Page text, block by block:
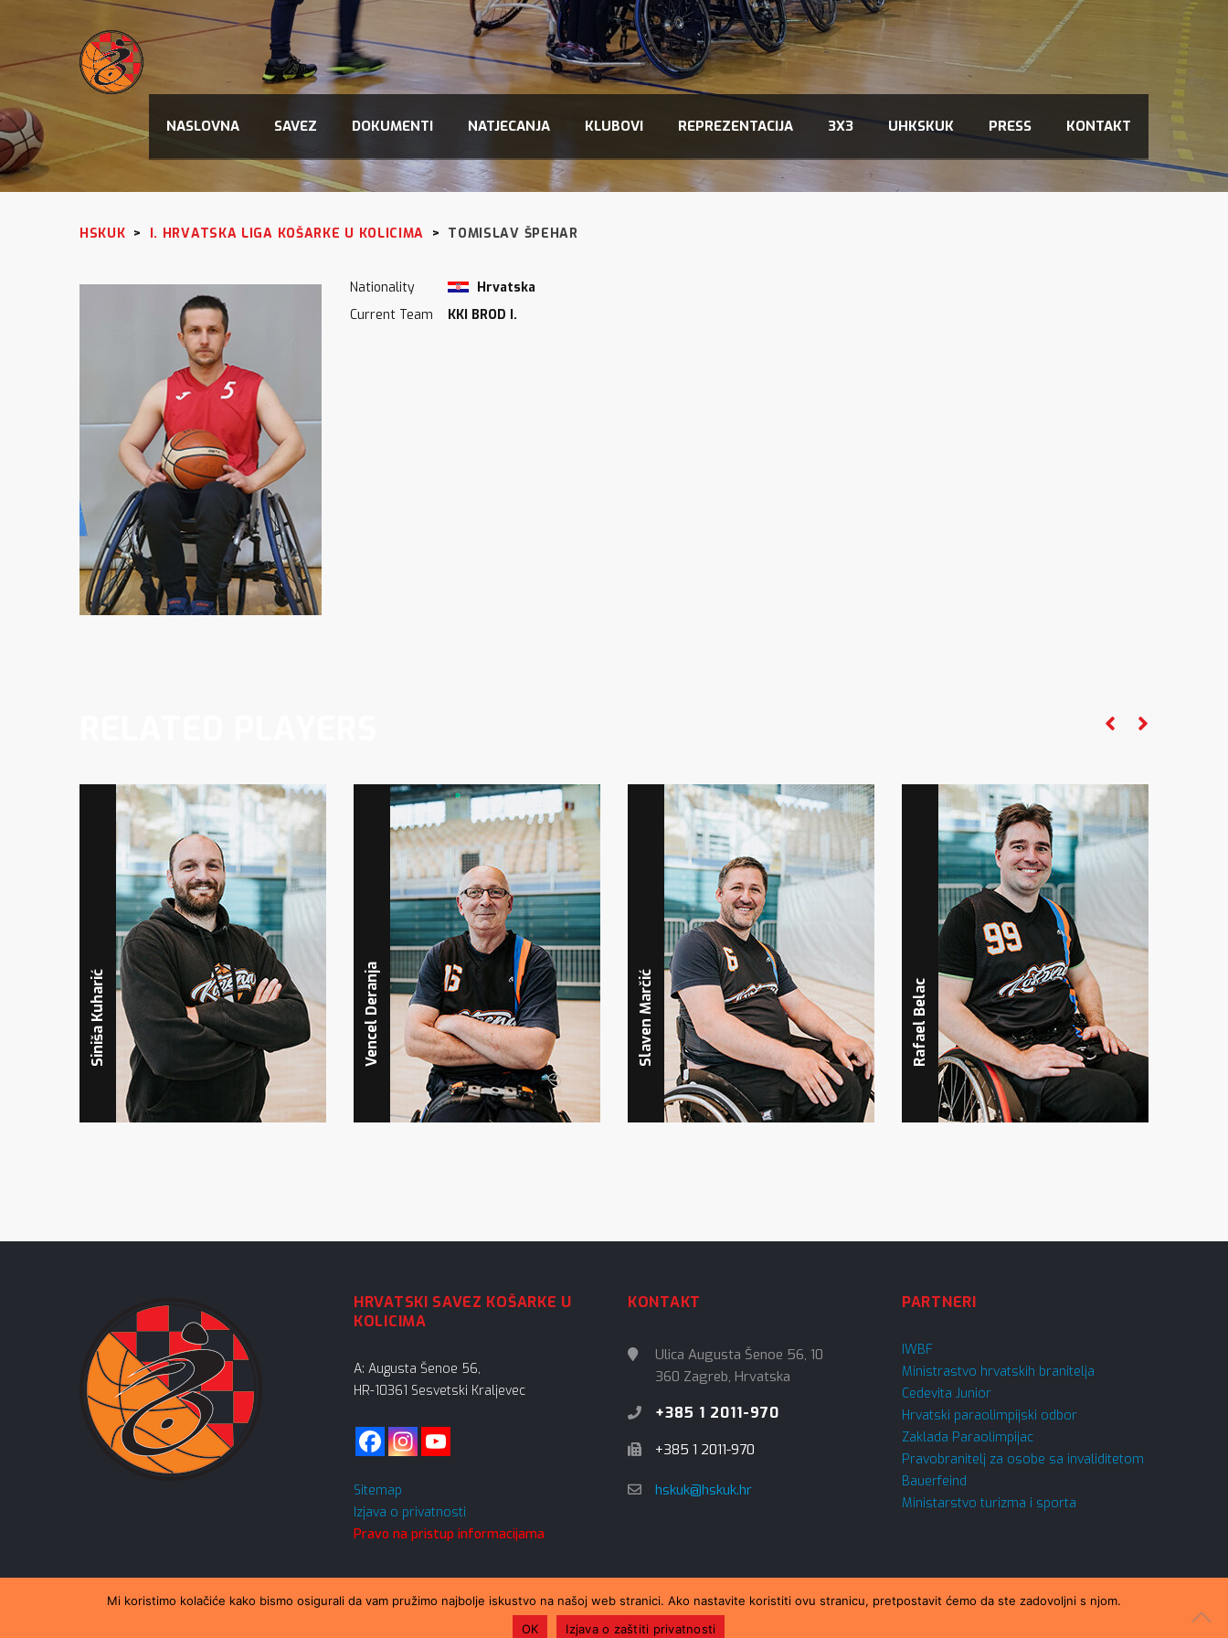
NASLOVNA SAVEZ DOKUMENTI NATJECANJA KLUBOVI REPREZENTACIJA 3X3 UHKSKUK PRESS KONTAKT
HSKUK > I. HRVATSKA LIGA KOŠARKE U KOLICIMA > TOMISLAV ŠPEHAR
Nationality
Hrvatska
Current Team
KKI BROD I.
Siniša Kuharić Vencel Deranja Slaven Marčić Rafael Belac
HRVATSKI SAVEZ KOŠARKE U
KOLICIMA
A: Augusta Šenoe 56,
HR-10361 Sesvetski Kraljevec
Sitemap
Izjava o privatnosti
Pravo na pristup informacijama
KONTAKT
Ulica Augusta Šenoe 56, 10
360 Zagreb, Hrvatska
+385 1 2011-970
+385 1 2011-970
hskuk@hskuk.hr
PARTNERI
IWBF
Ministrastvo hrvatskih branitelja
Cedevita Junior
Hrvatski paraolimpijski odbor
Zaklada Paraolimpijac
Pravobranitelj za osobe sa invaliditetom
Bauerfeind
Ministarstvo turizma i sporta
ZAPRATI NAS:
Mi koristimo kolačiće kako bismo osigurali da vam pružimo najbolje iskustvo na našoj web stranici. Ako nastavite koristiti ovu stranicu, pretpostavit ćemo da ste zadovoljni s njom.
OK
Izjava o zaštiti privatnosti